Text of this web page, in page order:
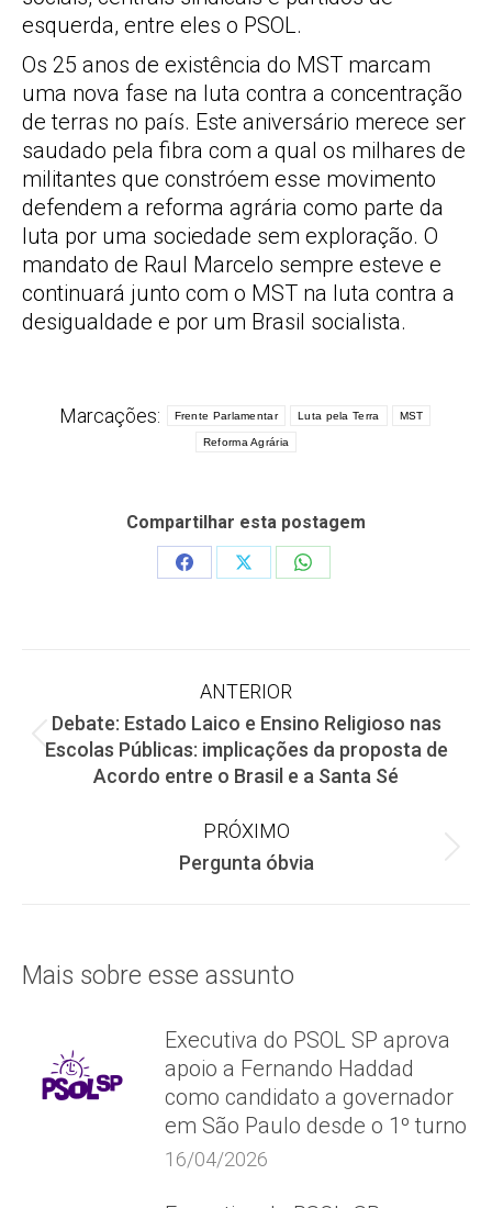
esquerda, entre eles o PSOL.
Os 25 anos de existência do MST marcam
uma nova fase na luta contra a concentração
de terras no país. Este aniversário merece ser
saudado pela fibra com a qual os milhares de
militantes que constróem esse movimento
defendem a reforma agrária como parte da
luta por uma sociedade sem exploração. O
mandato de Raul Marcelo sempre esteve e
continuará junto com o MST na luta contra a
desigualdade e por um Brasil socialista.
Marcações: Frente Parlamentar Luta pela Terra MST
Reforma Agrária
Compartilhar esta postagem
Share
Share
Share
Navegação
de
ANTERIOR
Post
anterior:
Debate: Estado Laico e Ensino Religioso nas
Escolas Públicas: implicações da proposta de
Acordo entre o Brasil e a Santa Sé
PRÓXIMO
Próximo
Pergunta óbvia
Mais sobre esse assunto
Executiva do PSOL SP aprova
apoio a Fernando Haddad
como candidato a governador
em São Paulo desde o 1º turno
16/04/2026